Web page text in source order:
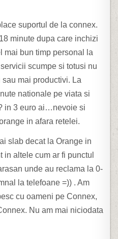
suportul de la connex.
minute dupa care inchizi
mai bun timp personal la
scumpe si totusi nu
mai productivi. La
nationale pe viata si
in 3 euro ai…nevoie si
in afara retelei.
slab decat la Orange in
in altele cum ar fi punctul
unde au reclama la 0-
la telefoane =)) . Am
cu oameni pe Connex,
Nu am mai niciodata